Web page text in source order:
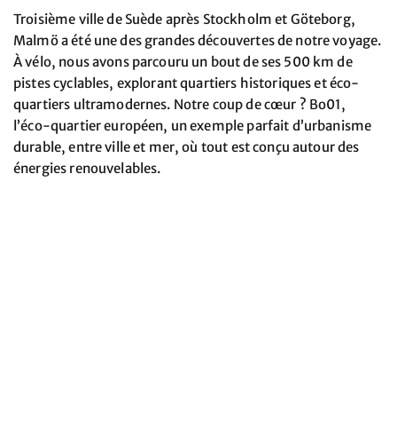
Troisième ville de Suède après Stockholm et Göteborg,
Malmö a été une des grandes découvertes de notre voyage.
À vélo, nous avons parcouru un bout de ses 500 km de
pistes cyclables, explorant quartiers historiques et éco-
quartiers ultramodernes. Notre coup de cœur ? Bo01,
l’éco-quartier européen, un exemple parfait d’urbanisme
durable, entre ville et mer, où tout est conçu autour des
énergies renouvelables.